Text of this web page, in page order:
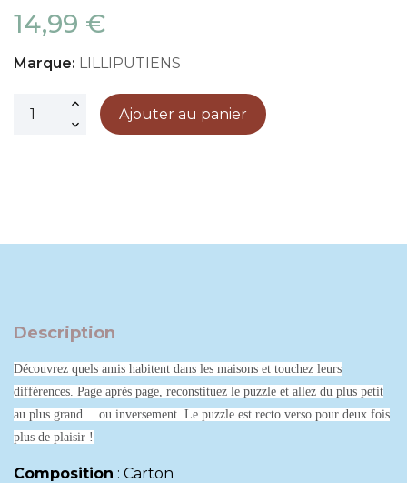
14,99 €
Marque: LILLIPUTIENS
Ajouter au panier
Description
Découvrez quels amis habitent dans les maisons et touchez leurs
différences. Page après page, reconstituez le puzzle et allez du plus petit
au plus grand… ou inversement. Le puzzle est recto verso pour deux fois
plus de plaisir !
Composition : Carton